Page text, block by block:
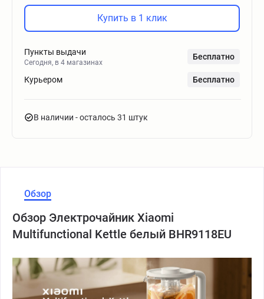
Купить в 1 клик
Пункты выдачи
Сегодня, в 4 магазинах
Бесплатно
Курьером Бесплатно
В наличии - осталось 31 штук
Обзор
Обзор Электрочайник Xiaomi
Multifunctional Kettle белый BHR9118EU